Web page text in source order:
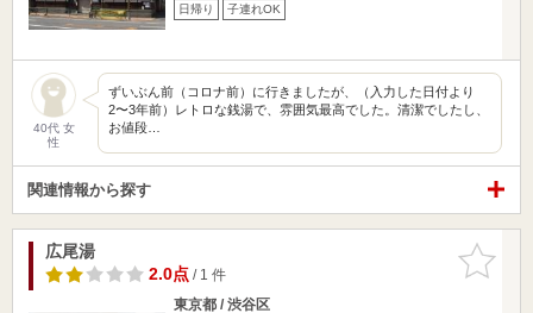
日帰り 子連れOK
40代 女
性
ずいぶん前（コロナ前）に行きましたが、（入力した日付より
2〜3年前）レトロな銭湯で、雰囲気最高でした。清潔でしたし、
お値段…
関連情報から探す
お気に入
りに追加
広尾湯
2.0点/ 1 件
東京都 / 渋谷区